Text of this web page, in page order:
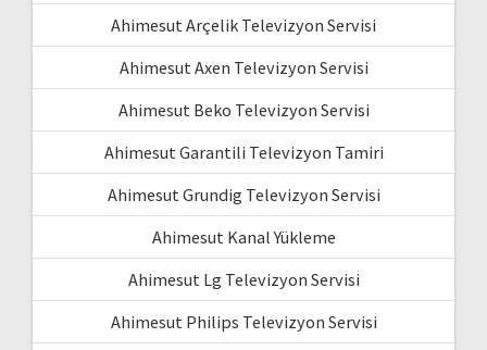
Ahimesut Arçelik Televizyon Servisi
Ahimesut Axen Televizyon Servisi
Ahimesut Beko Televizyon Servisi
Ahimesut Garantili Televizyon Tamiri
Ahimesut Grundig Televizyon Servisi
Ahimesut Kanal Yükleme
Ahimesut Lg Televizyon Servisi
Ahimesut Philips Televizyon Servisi